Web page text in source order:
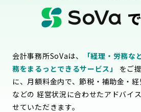
会計事務所SoVaは、
「経理・労務
務をまるっとできるサービス」
をご
に、月額料金内で、節税・補助金・
などの 経営状況に合わせたアドバイ
せていただきます。